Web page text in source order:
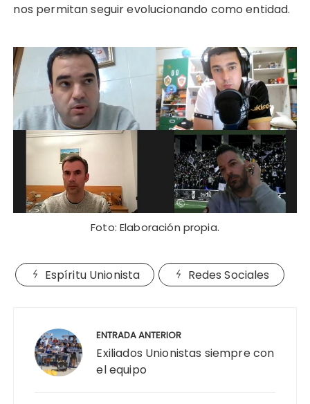
nos permitan seguir evolucionando como entidad.
Foto: Elaboración propia.
Espíritu Unionista Redes Sociales
entradas
ENTRADA ANTERIOR
Exiliados Unionistas siempre con
el equipo